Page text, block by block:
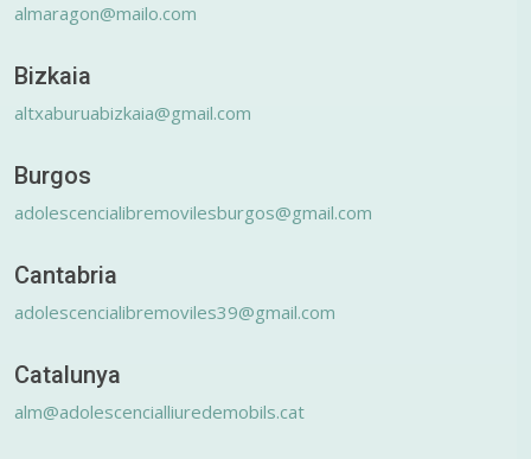
almaragon@mailo.com
Bizkaia
altxaburuabizkaia@gmail.com
Burgos
adolescencialibremovilesburgos@gmail.com
Cantabria
adolescencialibremoviles39@gmail.com
Catalunya
alm@adolescencialliuredemobils.cat